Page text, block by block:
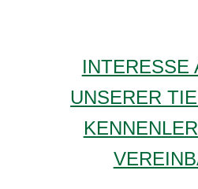
INTERESSE
UNSERER